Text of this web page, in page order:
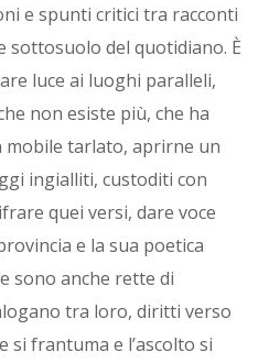
e spunti critici tra racconti
sottosuolo del quotidiano. È
luce ai luoghi paralleli,
non esiste più, che ha
tarlato, aprirne un
ingialliti, custoditi con
quei versi, dare voce
e la sua poetica
sono anche rette di
tra loro, diritti verso
si frantuma e l’ascolto si